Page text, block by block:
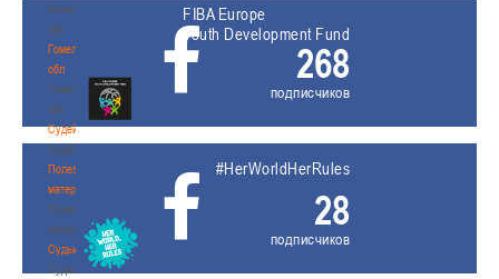
Могилевская
обл
Гомельская
обл
Гомельская
обл
Судейство
Судейство
Полезные
материалы
Полезные
материалы
Судьи
Судьи
FIBA Europe
Youth Development Fund
268
подписчиков
#HerWorldHerRules
28
подписчиков